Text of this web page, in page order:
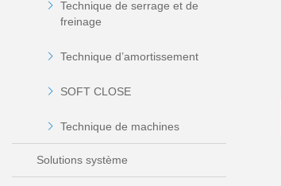
Technique de serrage et de
freinage
Technique d’amortissement
SOFT CLOSE
Technique de machines
Solutions système